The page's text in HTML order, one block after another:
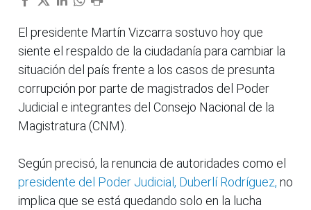
El presidente Martín Vizcarra sostuvo hoy que
siente el respaldo de la ciudadanía para cambiar la
situación del país frente a los casos de presunta
corrupción por parte de magistrados del Poder
Judicial e integrantes del Consejo Nacional de la
Magistratura (CNM).
Según precisó, la renuncia de autoridades como el
presidente del Poder Judicial, Duberlí Rodríguez, no
implica que se está quedando solo en la lucha